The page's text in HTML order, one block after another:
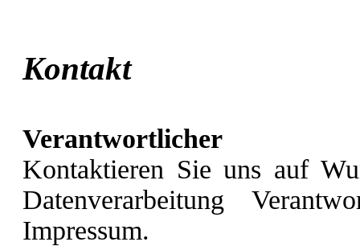
Kontakt
Verantwortlicher
Kontaktieren Sie uns auf
Datenverarbeitung
Impressum.